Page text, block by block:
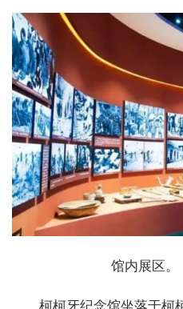
馆内展区。